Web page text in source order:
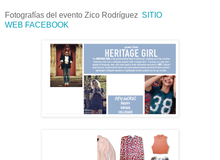
Fotografías del evento Zico Rodríguez SITIO
WEB FACEBOOK